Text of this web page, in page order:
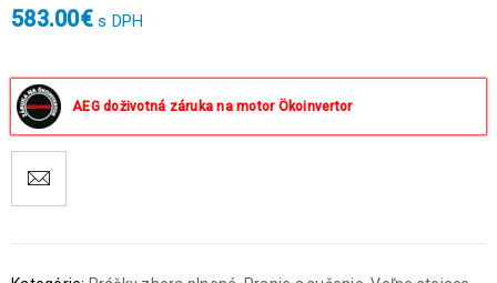
583.00€ s DPH
AEG doživotná záruka na motor Ökoinvertor